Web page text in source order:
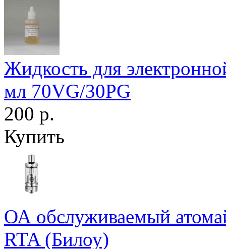
Жидкость для
мл 70VG/30PG
200 р.
Купить
ОА обслуживаемый
RTA (Билоу)